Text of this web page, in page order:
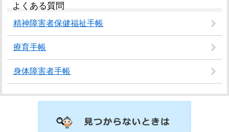
よくある質問
精神障害者保健福祉手帳
療育手帳
身体障害者手帳